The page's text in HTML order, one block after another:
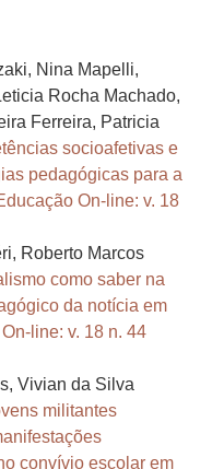
Nina Mapelli,
Rocha Machado,
Ferreira, Patricia
socioafetivas e
pedagógicas para a
On-line: v. 18
Roberto Marcos
como saber na
da notícia em
line: v. 18 n. 44
Vivian da Silva
militantes
convívio escolar em